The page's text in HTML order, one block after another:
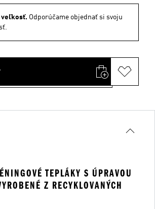
veľkosť. Odporúčame objednať si svoju
TEPLÁKY S ÚPRAVOU
Z RECYKLOVANÝCH